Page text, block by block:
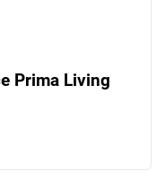
Prima Living